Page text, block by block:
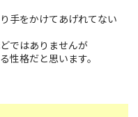
手をかけてあげれてない
ではありませんが
性格だと思います。